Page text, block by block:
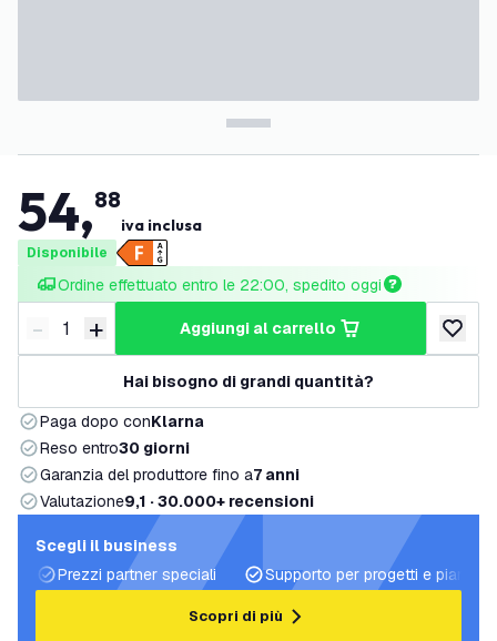
54,88
iva inclusa
Disponibile
Ordine effettuato entro le 22:00, spedito oggi
Riduci quantità
- Aumenta quantità
+ aggiungi al carrello
Hai bisogno di grandi quantità?
Paga dopo conKlarna
Reso entro30 giorni
Garanzia del produttore fino a7 anni
Valutazione9,1 · 30.000+ recensioni
Scegli il business
Prezzi partner speciali
Supporto per progetti e piani di
Scopri di più